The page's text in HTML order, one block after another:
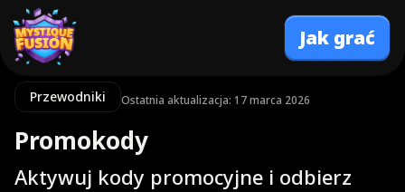
Jak grać
Przewodniki Ostatnia aktualizacja: 17 marca 2026
Promokody
Aktywuj kody promocyjne i odbierz